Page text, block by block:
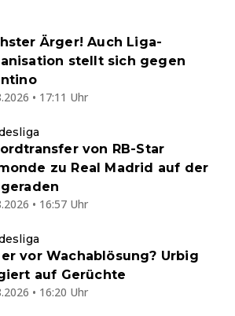
Ärger! Auch Liga-
stellt sich gegen
• 17:11 Uhr
von RB-Star
zu Real Madrid auf der
• 16:57 Uhr
vor Wachablösung? Urbig
auf Gerüchte
• 16:20 Uhr